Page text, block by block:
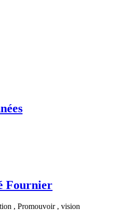
Fournier
, Promouvoir , vision